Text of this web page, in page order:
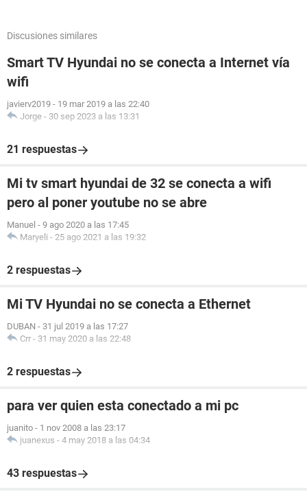
Discusiones similares
Smart TV Hyundai no se conecta a Internet vía
wifi
javierv2019 - 19 mar 2019 a las 22:40
Jorge - 30 sep 2023 a las 13:31
21 respuestas
Mi tv smart hyundai de 32 se conecta a wifi
pero al poner youtube no se abre
Manuel - 9 ago 2020 a las 17:45
Maryeli - 25 ago 2021 a las 19:32
2 respuestas
Mi TV Hyundai no se conecta a Ethernet
DUBAN - 31 jul 2019 a las 17:27
Crr - 31 may 2020 a las 22:48
2 respuestas
para ver quien esta conectado a mi pc
juanito - 1 nov 2008 a las 23:17
juanexus - 4 may 2018 a las 04:34
43 respuestas